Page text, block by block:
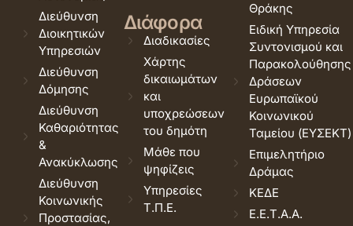
Διεύθυνση
Διοικητικών
Υπηρεσιών
Διεύθυνση
Δόμησης
Διεύθυνση
Καθαριότητας
&
Ανακύκλωσης
Διεύθυνση
Κοινωνικής
Προστασίας,
Διάφορα
Διαδικασίες
Χάρτης
δικαιωμάτων
και
υποχρεώσεων
του δημότη
Μάθε που
ψηφίζεις
Υπηρεσίες
Τ.Π.Ε.
Θράκης
Ειδική Υπηρεσία
Συντονισμού και
Παρακολούθησης
Δράσεων
Ευρωπαϊκού
Κοινωνικού
Ταμείου (ΕΥΣΕΚΤ)
Επιμελητήριο
Δράμας
ΚΕΔΕ
Ε.Ε.Τ.Α.Α.